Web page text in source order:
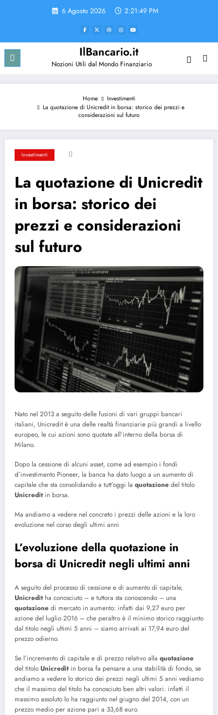
6 Agosto 2026 2:21:49 PM
IlBancario.it
Nozioni Utili dal Mondo Finanziario
Home
Investimenti
La quotazione di Unicredit in borsa: storico dei prezzi e
considerazioni sul futuro
Investimenti
La quotazione di Unicredit
in borsa: storico dei
prezzi e considerazioni
sul futuro
Nato nel 2013 a seguito delle fusioni di vari gruppi bancari
italiani, Unicredit è una delle realtà finanziarie più grandi a livello
europeo, le cui azioni sono quotate all’interno della borsa di
Milano.
Dopo la cessione di alcuni asset, come ad esempio i fondi
d’investimento Pioneer, la banca ha dato luogo a un aumento di
capitale che sta consolidando a tutt’oggi la quotazione del titolo
Unicreditin borsa.
Ma andiamo a vedere nel concreto i prezzi delle azioni e la loro
evoluzione nel corso degli ultimi anni
L’evoluzione della quotazione in
borsa di Unicredit negli ultimi anni
A seguito del processo di cessione e di aumento di capitale,
Unicreditha conosciuto – e tuttora sta conoscendo – una
quotazione di mercato in aumento: infatti dai 9,27 euro per
azione del luglio 2016 – che peraltro è il minimo storico raggiunto
dal titolo negli ultimi 5 anni – siamo arrivati ai 17,94 euro del
prezzo odierno.
Se l’incremento di capitale e di prezzo relativo alla quotazione
del titolo Unicreditin borsa fa pensare a una stabilità di fondo, se
andiamo a vedere lo storico dei prezzi negli ultimi 5 anni vediamo
che il massimo del titolo ha conosciuto ben altri valori: infatti il
massimo assoluto lo ha raggiunto nel giugno del 2014, con un
prezzo medio per azione pari a 33,68 euro.